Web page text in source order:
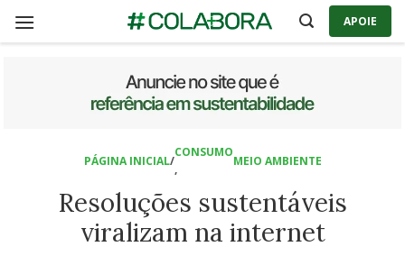
APOIE
PÁGINA INICIAL/
CONSUMO
,
MEIO AMBIENTE
Resoluções sustentáveis
viralizam na internet